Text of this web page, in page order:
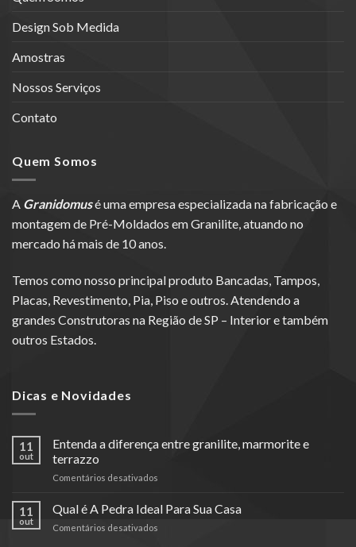
Design Sob Medida
Amostras
Nossos Serviços
Contato
Quem Somos
A Granidomusé uma empresa especializada na fabricação e
montagem de Pré-Moldados em Granilite, atuando no
mercado há mais de 10 anos.
Temos como nosso principal produto Bancadas, Tampos,
Placas, Revestimento, Pia, Piso e outros. Atendendo a
grandes Construtoras na Região de SP – Interior e também
outros Estados.
Dicas e Novidades
11
out
Entenda a diferença entre granilite, marmorite e
terrazzo
Comentários desativados
a
11
out
Qual é A Pedra Ideal Para Sua Casa
Comentários desativados